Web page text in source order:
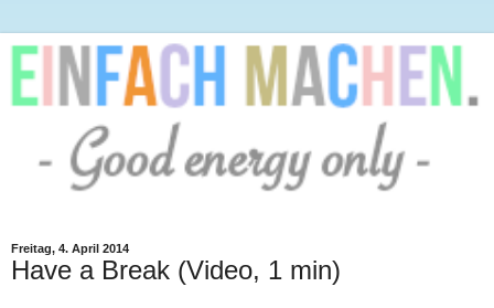
Freitag, 4. April 2014
Have a Break (Video, 1 min)